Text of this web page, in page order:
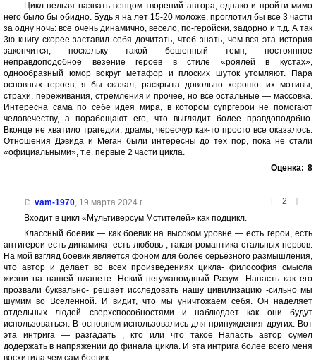
Цикл нельзя назвать венцом творений автора, однако и пройти мимо
него было бы обидно. Будь я на лет 15-20 моложе, проглотил бы все 3 части
за одну ночь: все очень динамично, весело, по-геройски, задорно и т.д. А так
3ю книгу скорее заставил себя дочитать, чтоб знать, чем вся эта история
закончится, поскольку такой бешенный темп, постоянное
неправдоподобное везение героев в стиле «роялей в кустах»,
однообразный юмор вокруг метафор и плоских шуток утомляют. Пара
основных героев, я бы сказал, раскрыта довольно хорошо: их мотивы,
страхи, переживания, стремления и прочее, но все остальные — массовка.
Интересна сама по себе идея мира, в котором супргерои не помогают
человечеству, а порабощают его, что выглядит более правдоподобно.
Вконце не хватило трагедии, драмы, чересчур как-то просто все оказалось.
Отношения Дэвида и Меган были интересны до тех пор, пока не стали
«официальными», т.е. первые 2 части цикла.
Оценка: 8
[ 2 ]
vam-1970, 19 марта 2024 г.
Входит в цикл «Мультиверсум Мстителей» как подцикл.
Классный боевик — как боевик на высоком уровне — есть герои, есть
антигерои-есть динамика- есть любовь , такая романтика стальных нервов.
На мой взгляд боевик является фоном для более серьёзного размышления,
что автор и делает во всех произведениях цикла- философия смысла
жизни на нашей планете. Некий негуманоидный Разум- Напасть как его
прозвали буквально- решает исследовать нашу цивилизацию -сильно мы
шумим во Вселенной. И видит, что мы уничтожаем себя. Он наделяет
отдельных людей сверхспособностями и наблюдает как они будут
использоваться. В основном использовались для принуждения других. Вот
эта интрига — разгадать , кто или что такое Напасть автор сумел
додержать в напряжении до финала цикла. И эта интрига более всего меня
восхитила чем сам боевик.